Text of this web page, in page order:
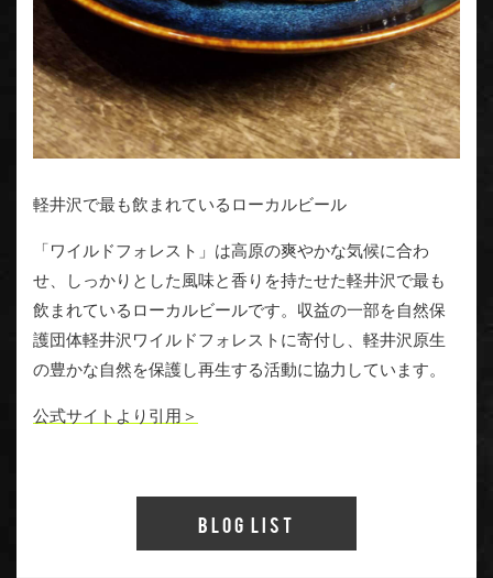
軽井沢で最も飲まれているローカルビール
「ワイルドフォレスト」は高原の爽やかな気候に合わ
せ、しっかりとした風味と香りを持たせた軽井沢で最も
飲まれているローカルビールです。収益の一部を自然保
護団体軽井沢ワイルドフォレストに寄付し、軽井沢原生
の豊かな自然を保護し再生する活動に協力しています。
公式サイトより引用＞
Blog List